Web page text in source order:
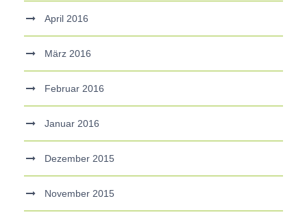
April 2016
März 2016
Februar 2016
Januar 2016
Dezember 2015
November 2015